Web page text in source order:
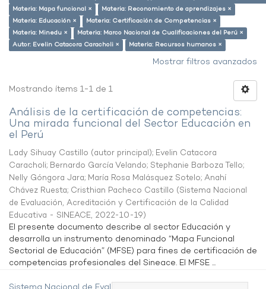
Materia: Mapa funcional ×
Materia: Reconomiento de aprendizajes ×
Materia: Educación ×
Materia: Certificación de Competencias ×
Materia: Minedu ×
Materia: Marco Nacional de Cualificaciones del Perú ×
Autor: Evelin Catacora Caracholi ×
Materia: Recursos humanos ×
Mostrar filtros avanzados
Mostrando ítems 1-1 de 1
Análisis de la certificación de competencias:
Una mirada funcional del Sector Educación en
el Perú
Lady Sihuay Castillo (autor principal); Evelin Catacora
Caracholi; Bernardo García Velando; Stephanie Barboza Tello;
Nelly Góngora Jara; María Rosa Malásquez Sotelo; Anahí
Chávez Ruesta; Cristhian Pacheco Castillo (Sistema Nacional
de Evaluación, Acreditación y Certificación de la Calidad
Educativa - SINEACE, 2022-10-19)
El presente documento describe al sector Educación y
desarrolla un instrumento denominado “Mapa Funcional
Sectorial de Educación” (MFSE) para fines de certificación de
competencias profesionales del Sineace. El MFSE ...